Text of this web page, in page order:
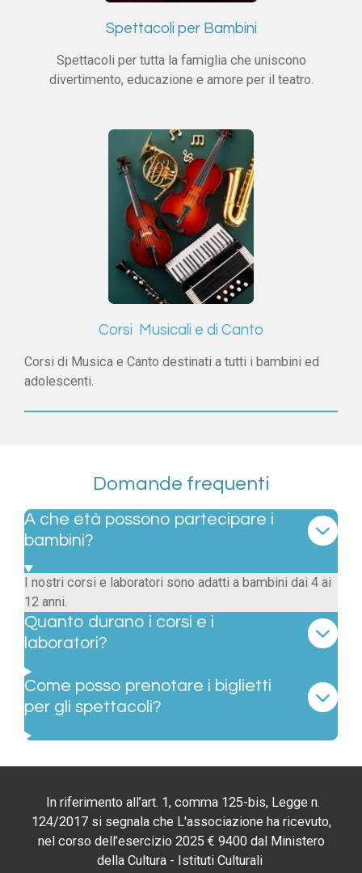
Spettacoli per Bambini
Spettacoli per tutta la famiglia che uniscono
divertimento, educazione e amore per il teatro.
Corsi Musicali e di Canto
Corsi di Musica e Canto destinati a tutti i bambini ed
adolescenti.
Domande frequenti
A che età possono partecipare i
bambini?
I nostri corsi e laboratori sono adatti a bambini dai 4 ai
12 anni.
Quanto durano i corsi e i
laboratori?
Come posso prenotare i biglietti
per gli spettacoli?
In riferimento all’art. 1, comma 125-bis, Legge n.
124/2017 si segnala che L'associazione ha ricevuto,
nel corso dell’esercizio 2025 € 9400 dal Ministero
della Cultura - Istituti Culturali